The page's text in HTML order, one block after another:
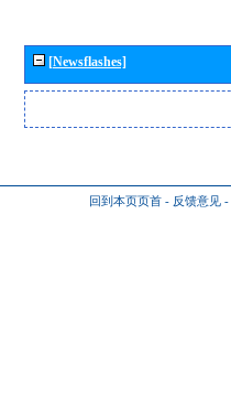
[Newsflashes]
回到本页页首 - 反馈意见 -